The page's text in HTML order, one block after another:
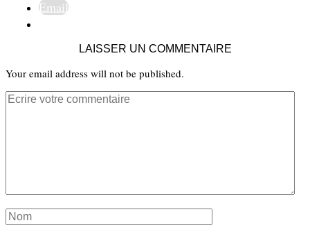
Email
LAISSER UN COMMENTAIRE
Your email address will not be published.